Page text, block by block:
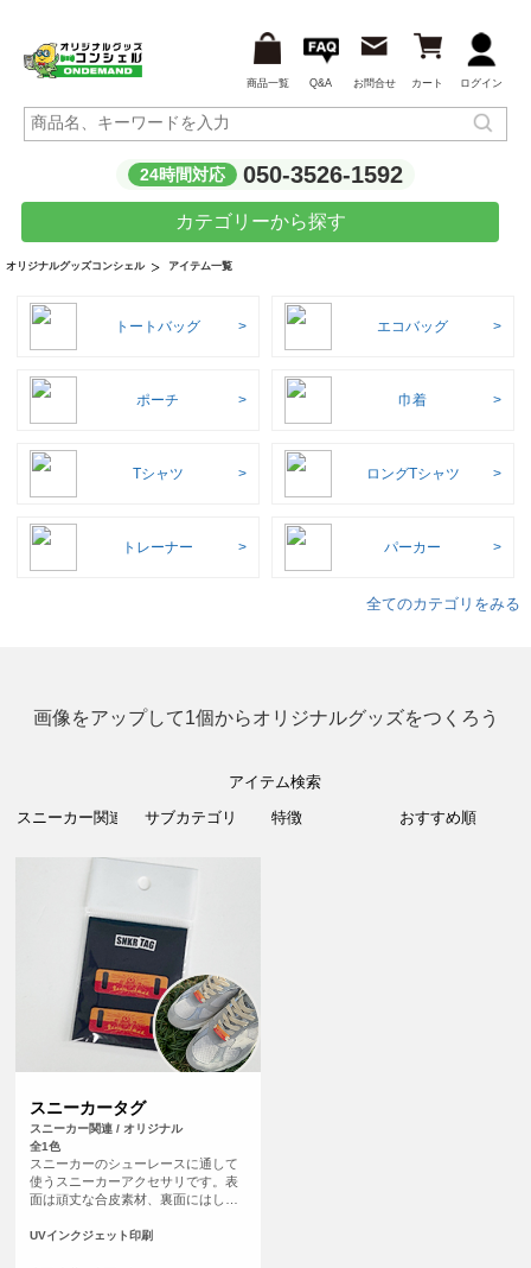
商品一覧 Q&A お問合せ カート ログイン
24時間対応 050-3526-1592
カテゴリーから探す
オリジナルグッズコンシェル アイテム一覧
トートバッグ エコバッグ
ポーチ 巾着
Tシャツ ロングTシャツ
トレーナー パーカー
全てのカテゴリをみる
画像をアップして1個からオリジナルグッズをつくろう
アイテム検索
スニーカータグ
スニーカー関連 / オリジナル
全1色
スニーカーのシューレースに通して
使うスニーカーアクセサリです。表
面は頑丈な合皮素材、裏面にはしっ
め、長くご使用いただけます。自分
UVインクジェット印刷